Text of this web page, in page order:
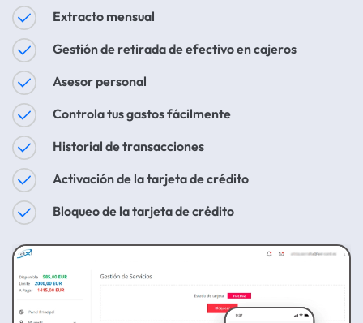
Extracto mensual
Gestión de retirada de efectivo en cajeros
Asesor personal
Controla tus gastos fácilmente
Historial de transacciones
Activación de la tarjeta de crédito
Bloqueo de la tarjeta de crédito